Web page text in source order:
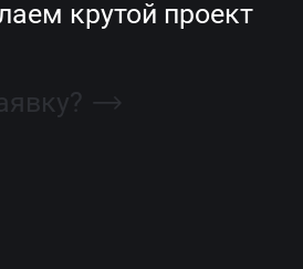
крутой проект